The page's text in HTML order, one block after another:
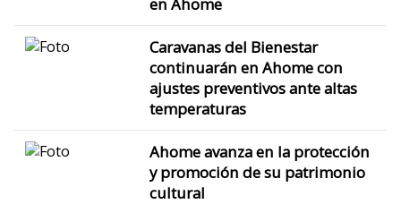
Caravanas del Bienestar
continuarán en Ahome con
ajustes preventivos ante altas
temperaturas
Ahome avanza en la protección
y promoción de su patrimonio
cultural